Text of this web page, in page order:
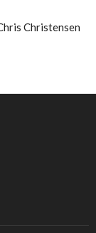
Christensen